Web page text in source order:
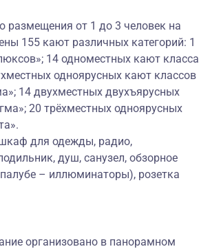
размещения от 1 до 3 человек на
155 кают различных категорий: 1
14 одноместных кают класса
одноярусных кают классов
14 двухместных двухъярусных
20 трёхместных одноярусных
для одежды, радио,
душ, санузел, обзорное
– иллюминаторы), розетка
организовано в панорамном